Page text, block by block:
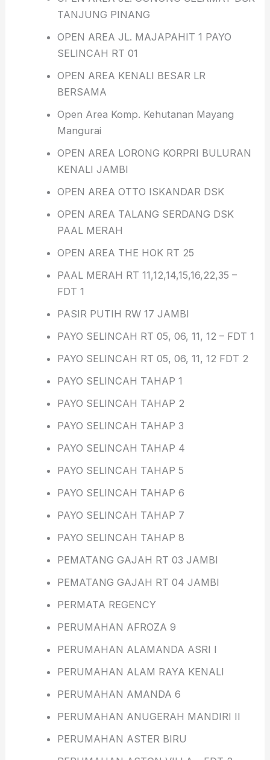
TANJUNG PINANG
OPEN AREA JL. MAJAPAHIT 1 PAYO
SELINCAH RT 01
OPEN AREA KENALI BESAR LR
BERSAMA
Open Area Komp. Kehutanan Mayang
Mangurai
OPEN AREA LORONG KORPRI BULURAN
KENALI JAMBI
OPEN AREA OTTO ISKANDAR DSK
OPEN AREA TALANG SERDANG DSK
PAAL MERAH
OPEN AREA THE HOK RT 25
PAAL MERAH RT 11,12,14,15,16,22,35 –
FDT 1
PASIR PUTIH RW 17 JAMBI
PAYO SELINCAH RT 05, 06, 11, 12 – FDT 1
PAYO SELINCAH RT 05, 06, 11, 12 FDT 2
PAYO SELINCAH TAHAP 1
PAYO SELINCAH TAHAP 2
PAYO SELINCAH TAHAP 3
PAYO SELINCAH TAHAP 4
PAYO SELINCAH TAHAP 5
PAYO SELINCAH TAHAP 6
PAYO SELINCAH TAHAP 7
PAYO SELINCAH TAHAP 8
PEMATANG GAJAH RT 03 JAMBI
PEMATANG GAJAH RT 04 JAMBI
PERMATA REGENCY
PERUMAHAN AFROZA 9
PERUMAHAN ALAMANDA ASRI I
PERUMAHAN ALAM RAYA KENALI
PERUMAHAN AMANDA 6
PERUMAHAN ANUGERAH MANDIRI II
PERUMAHAN ASTER BIRU